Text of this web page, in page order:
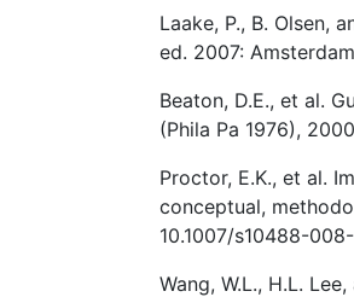
Laake, P., B. Olsen,
ed. 2007:
Beaton, D.E., et al.
(Phila Pa 1976),
Proctor, E.K., et al.
conceptual,
10.1007/s10488-
Wang, W.L., H.L.